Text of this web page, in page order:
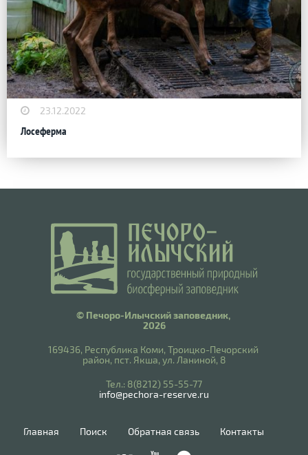
23.12.2022
Лосеферма
© Печоро-Илычский заповедник,
2026
169436, Республика Коми, Троицко-Печорский
район, пст. Якша, ул. Ланиной, 8
​Тел.: 8(8212) 55-55-77
info@pechora-reserve.ru
Главная Поиск Обратная связь Контакты